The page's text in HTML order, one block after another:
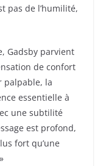
pas de l’humilité,
Gadsby parvient
de confort
palpable, la
essentielle à
une subtilité
est profond,
fort qu’une